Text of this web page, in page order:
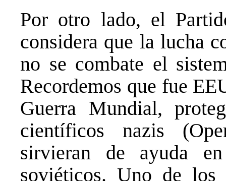
Por otro lado, el
considera que la lucha
no se combate el
Recordemos que fue
Guerra Mundial,
científicos nazis
sirvieran de ayuda
soviéticos. Uno de